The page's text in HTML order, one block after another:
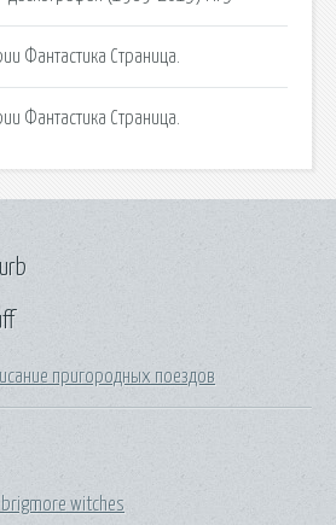
Фантастика Страница.
Фантастика Страница.
пригородных поездов
witches